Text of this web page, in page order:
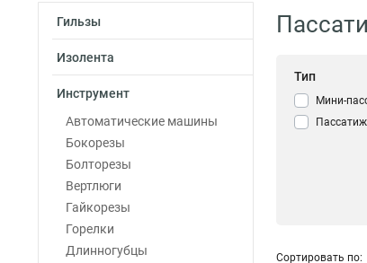
Гильзы
Изолента
Инструмент
Автоматические машины
Бокорезы
Болторезы
Вертлюги
Гайкорезы
Горелки
Длинногубцы
Тип
Мини-
Сортировать по: